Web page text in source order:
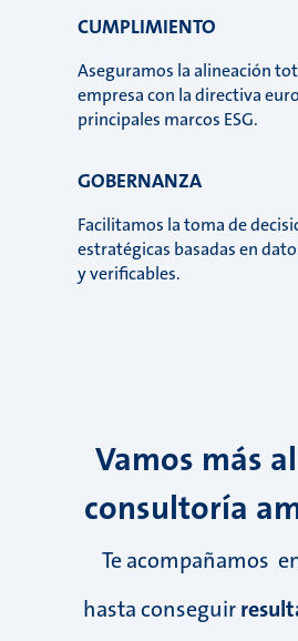
CUMPLIMIENTO
Aseguramos la alineación
empresa con la directiva
principales marcos ESG.
GOBERNANZA
Facilitamos la toma de
estratégicas basadas en
y verificables.
Vamos más
consultoría
Te acompañamos
hasta conseguir